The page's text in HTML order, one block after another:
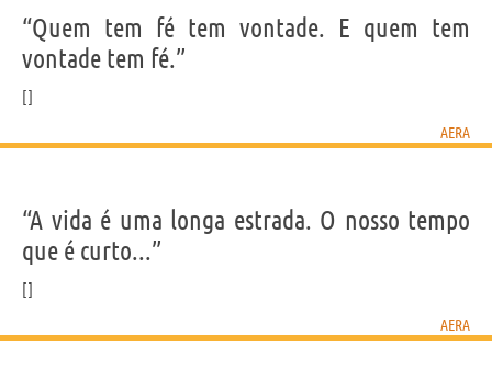
“Quem tem fé tem vontade. E quem tem
vontade tem fé.”
AERA
“A vida é uma longa estrada. O nosso tempo
que é curto...”
AERA